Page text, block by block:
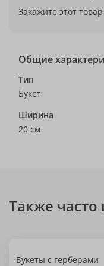
Закажите этот
Общие
Тип
Букет
Ширина
20 см
Также часто
Букеты с герберами